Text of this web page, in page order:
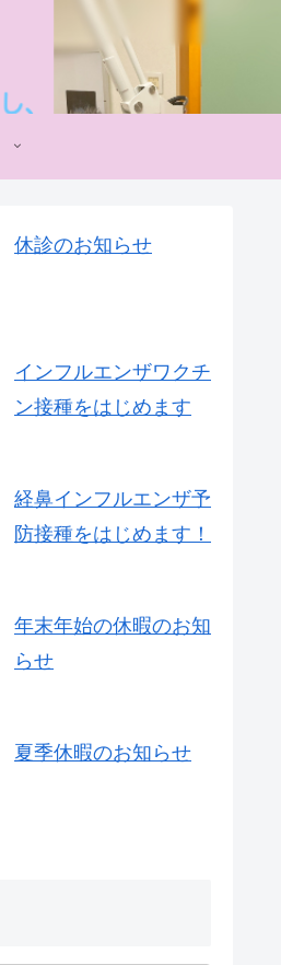
休診のお知らせ
インフルエンザワクチ
ン接種をはじめます
経鼻インフルエンザ予
防接種をはじめます！
年末年始の休暇のお知
らせ
夏季休暇のお知らせ